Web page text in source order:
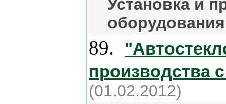
Установка и
89.
производства
(01.02.2012)